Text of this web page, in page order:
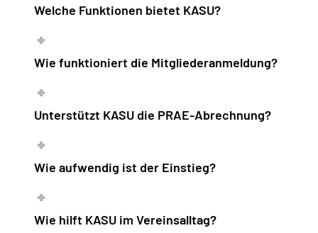
Welche Funktionen bietet KASU?
Wie funktioniert die Mitgliederanmeldung?
Unterstützt KASU die PRAE-Abrechnung?
Wie aufwendig ist der Einstieg?
Wie hilft KASU im Vereinsalltag?